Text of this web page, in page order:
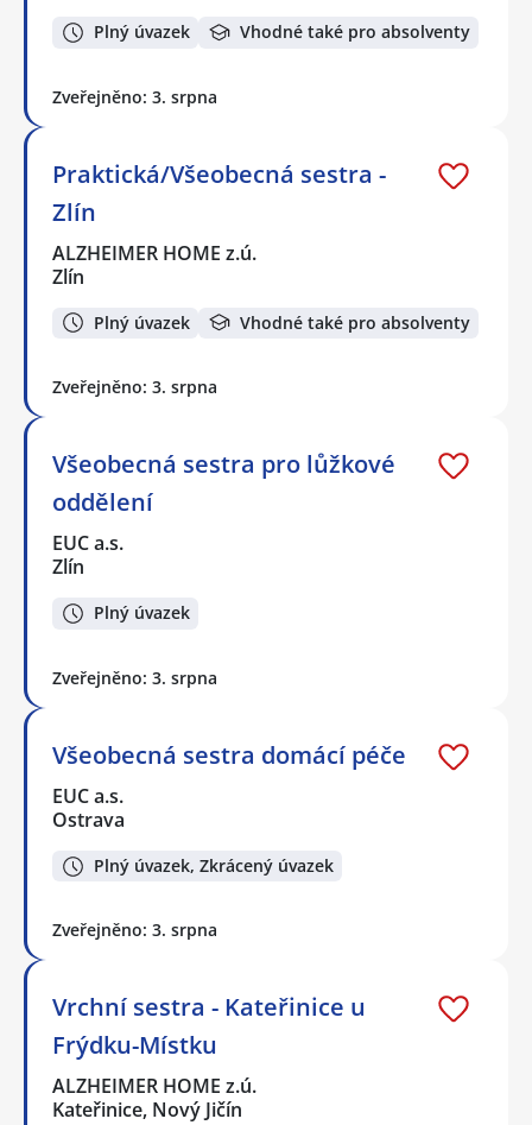
Plný úvazek Vhodné také pro absolventy
Zveřejněno: 3. srpna
Praktická/Všeobecná sestra -
Zlín
ALZHEIMER HOME z.ú.
Zlín
Plný úvazek Vhodné také pro absolventy
Zveřejněno: 3. srpna
Všeobecná sestra pro lůžkové
oddělení
EUC a.s.
Zlín
Plný úvazek
Zveřejněno: 3. srpna
Všeobecná sestra domácí péče
EUC a.s.
Ostrava
Plný úvazek, Zkrácený úvazek
Zveřejněno: 3. srpna
Vrchní sestra - Kateřinice u
Frýdku-Místku
ALZHEIMER HOME z.ú.
Kateřinice, Nový Jičín